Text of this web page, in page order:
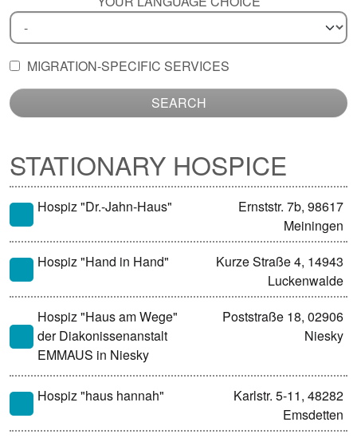
MIGRATION-SPECIFIC SERVICES
SEARCH
STATIONARY HOSPICE
Hospiz "Dr.-Jahn-Haus"
Ernststr. 7b, 98617
Meiningen
Hospiz "Hand in Hand"
Kurze Straße 4, 14943
Luckenwalde
Hospiz "Haus am Wege"
der Diakonissenanstalt
EMMAUS in Niesky
Poststraße 18, 02906
Niesky
Hospiz "haus hannah"
Karlstr. 5-11, 48282
Emsdetten